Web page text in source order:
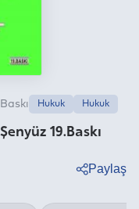
19.Baskı
Hukuk Hukuk
Paylaş
Twitter